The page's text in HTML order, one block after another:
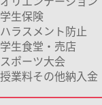
学生保険
ハラスメント防止
学生食堂・売店
スポーツ大会
授業料その他納入金